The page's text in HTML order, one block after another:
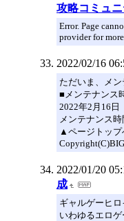
攻略コミュニ
Error. Page
provider for
2022/02/16
ただいま、メン
■メンテナンス
2022年2月16
メンテナンス
▲ページトップ
2022/01/20
成
ギャルゲーヒロ
いわゆるエロ